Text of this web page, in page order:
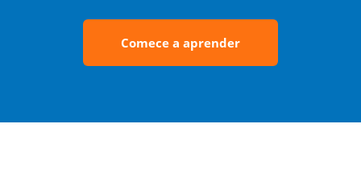
Comece a aprender